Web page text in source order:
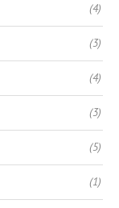
(4)
(3)
(4)
(3)
(5)
(1)